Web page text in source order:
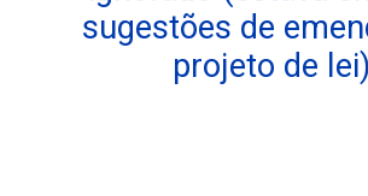
sugestões de
projeto de lei)